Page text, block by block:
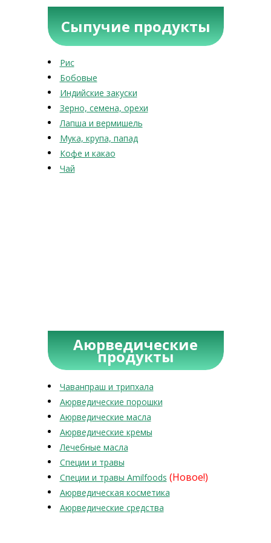
Сыпучие продукты
Рис
Бобовые
Индийские закуски
Зерно, семена, орехи
Лапша и вермишель
Мука, крупа, папад
Кофе и какао
Чай
Аюрведические
продукты
Чаванпраш и трипхала
Аюрведические порошки
Аюрведические масла
Аюрведические кремы
Лечебные масла
Специи и травы
Специи и травы Amilfoods (Новое!)
Аюрведическая косметика
Аюрведические средства